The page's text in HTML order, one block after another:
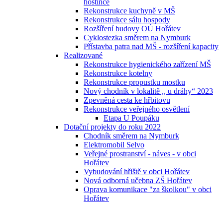
hostince
Rekonstrukce kuchyně v MŠ
Rekonstrukce sálu hospody
Rozšíření budovy OÚ Hořátev
Cyklostezka směrem na Nymburk
Přístavba patra nad MŠ - rozšíření kapacity
Realizované
Rekonstrukce hygienického zařízení MŠ
Rekonstrukce kotelny
Rekonstrukce propustku mostku
Nový chodník v lokalitě ,, u dráhy“ 2023
Zpevněná cesta ke hřbitovu
Rekonstrukce veřejného osvětlení
Etapa U Poupáku
Dotační projekty do roku 2022
Chodník směrem na Nymburk
Elektromobil Selvo
Veřejné prostranství - náves - v obci
Hořátev
Vybudování hřiště v obci Hořátev
Nová odborná učebna ZŠ Hořátev
Oprava komunikace "za školkou" v obci
Hořátev